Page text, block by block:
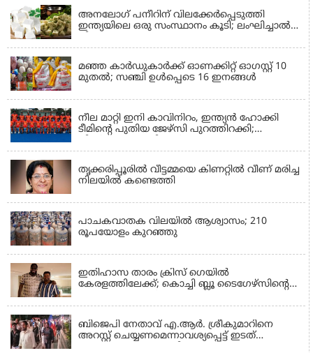
അനലോഗ് പനീറിന് വിലക്കേർപ്പെടുത്തി
ഇന്ത്യയിലെ ഒരു സംസ്ഥാനം കൂടി; ലംഘിച്ചാൽ
മഞ്ഞ കാർഡുകാർക്ക് ഓണക്കിറ്റ് ഓഗസ്റ്റ് 10
മുതൽ; സഞ്ചി ഉൾപ്പെടെ 16 ഇനങ്ങൾ
നീല മാറ്റി ഇനി കാവിനിറം, ഇന്ത്യൻ ഹോക്കി
ടീമിന്റെ പുതിയ ജേഴ്‌സി പുറത്തിറക്കി;
തൃക്കരിപ്പൂരില്‍ വീട്ടമ്മയെ കിണറ്റില്‍ വീണ് മരിച്ച
നിലയിൽ കണ്ടെത്തി
പാചകവാതക വിലയില്‍ ആശ്വാസം; 210
രൂപയോളം കുറഞ്ഞു
ഇതിഹാസ താരം ക്രിസ് ഗെയിൽ
കേരളത്തിലേക്ക്; കൊച്ചി ബ്ലൂ ടൈഗേഴ്സിന്റെ
ബിജെപി നേതാവ് എ.ആർ. ശ്രീകുമാറിനെ
അറസ്റ്റ് ചെയ്യണമെന്നാവശ്യപ്പെട്ട് ഇടത്